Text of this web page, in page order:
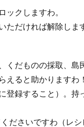
ックしますわ。
ただければ解除しま
くだものの採取、島
えると助かりますわ
登録すること）。
ださいですわ（レ